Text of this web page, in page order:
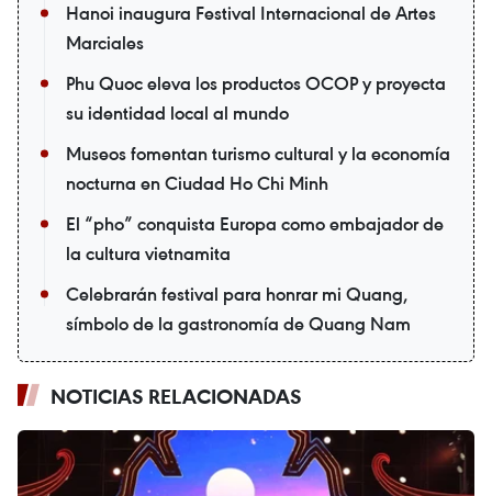
Hanoi inaugura Festival Internacional de Artes
Marciales
Phu Quoc eleva los productos OCOP y proyecta
su identidad local al mundo
Museos fomentan turismo cultural y la economía
nocturna en Ciudad Ho Chi Minh
El “pho” conquista Europa como embajador de
la cultura vietnamita
Celebrarán festival para honrar mi Quang,
símbolo de la gastronomía de Quang Nam
NOTICIAS RELACIONADAS